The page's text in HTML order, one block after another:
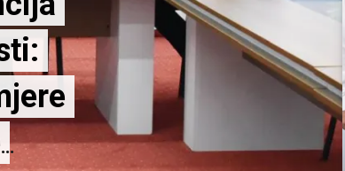
uspješno
Turska